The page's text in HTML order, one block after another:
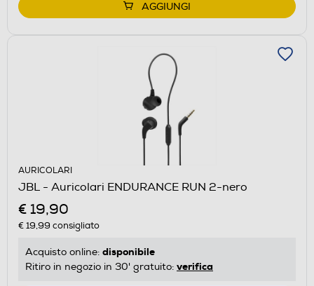
AGGIUNGI
AURICOLARI
JBL - Auricolari ENDURANCE RUN 2-nero
€ 19,90
€ 19,99 consigliato
Acquisto online: disponibile
Ritiro in negozio in 30' gratuito: verifica